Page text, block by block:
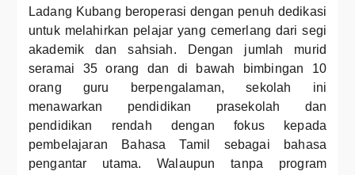
Ladang Kubang beroperasi dengan penuh dedikasi
untuk melahirkan pelajar yang cemerlang dari segi
akademik dan sahsiah. Dengan jumlah murid
seramai 35 orang dan di bawah bimbingan 10
orang guru berpengalaman, sekolah ini
menawarkan pendidikan prasekolah dan
pendidikan rendah dengan fokus kepada
pembelajaran Bahasa Tamil sebagai bahasa
pengantar utama. Walaupun tanpa program